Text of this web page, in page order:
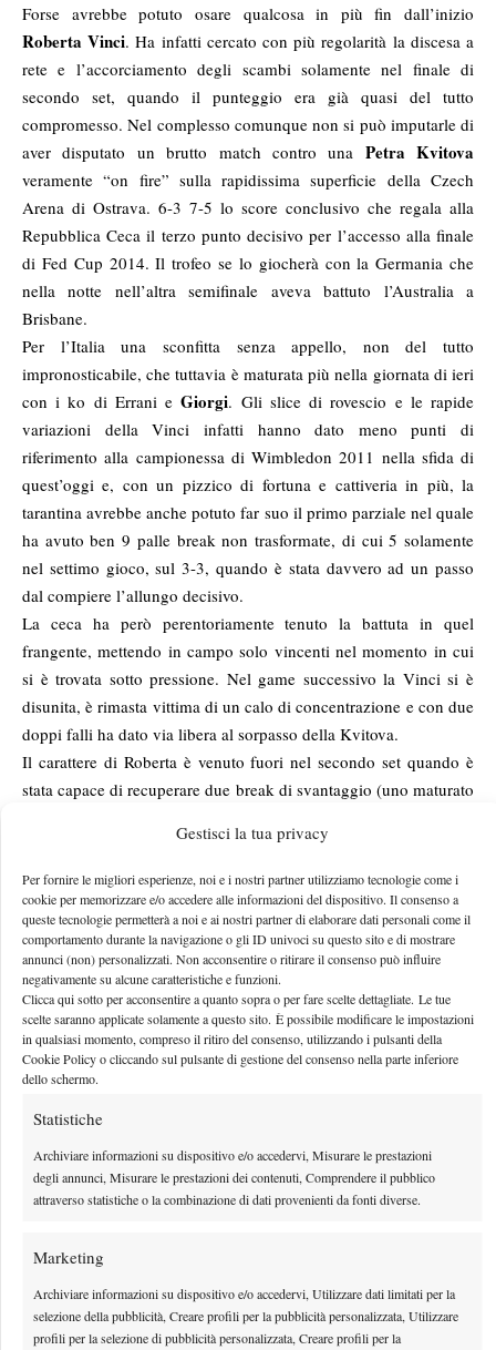
Gestisci la tua privacy
Per fornire le migliori esperienze, noi e i nostri partner utilizziamo tecnologie come i
cookie per memorizzare e/o accedere alle informazioni del dispositivo. Il consenso a
queste tecnologie permetterà a noi e ai nostri partner di elaborare dati personali come il
comportamento durante la navigazione o gli ID univoci su questo sito e di mostrare
annunci (non) personalizzati. Non acconsentire o ritirare il consenso può influire
negativamente su alcune caratteristiche e funzioni.
Clicca qui sotto per acconsentire a quanto sopra o per fare scelte dettagliate. Le tue
scelte saranno applicate solamente a questo sito. È possibile modificare le impostazioni
in qualsiasi momento, compreso il ritiro del consenso, utilizzando i pulsanti della
Cookie Policy o cliccando sul pulsante di gestione del consenso nella parte inferiore
dello schermo.
Statistiche
Archiviare informazioni su dispositivo e/o accedervi, Misurare le prestazioni
degli annunci, Misurare le prestazioni dei contenuti, Comprendere il pubblico
attraverso statistiche o la combinazione di dati provenienti da fonti diverse.
Marketing
Archiviare informazioni su dispositivo e/o accedervi, Utilizzare dati limitati per la
selezione della pubblicità, Creare profili per la pubblicità personalizzata, Utilizzare
profili per la selezione di pubblicità personalizzata, Creare profili per la
Forse avrebbe potuto osare qualcosa in più fin dall’inizio
Roberta Vinci. Ha infatti cercato con più regolarità la discesa a
rete e l’accorciamento degli scambi solamente nel finale di
secondo set, quando il punteggio era già quasi del tutto
compromesso. Nel complesso comunque non si può imputarle di
aver disputato un brutto match contro una Petra Kvitova
veramente “on fire” sulla rapidissima superficie della Czech
Arena di Ostrava. 6-3 7-5 lo score conclusivo che regala alla
Repubblica Ceca il terzo punto decisivo per l’accesso alla finale
di Fed Cup 2014. Il trofeo se lo giocherà con la Germania che
nella notte nell’altra semifinale aveva battuto l’Australia a
Brisbane.
Per l’Italia una sconfitta senza appello, non del tutto
impronosticabile, che tuttavia è maturata più nella giornata di ieri
con i ko di Errani eGiorgi. Gli slice di rovescio e le rapide
variazioni della Vinci infatti hanno dato meno punti di
riferimento alla campionessa di Wimbledon 2011 nella sfida di
quest’oggi e, con un pizzico di fortuna e cattiveria in più, la
tarantina avrebbe anche potuto far suo il primo parziale nel quale
ha avuto ben 9 palle break non trasformate, di cui 5 solamente
nel settimo gioco, sul 3-3, quando è stata davvero ad un passo
dal compiere l’allungo decisivo.
La ceca ha però perentoriamente tenuto la battuta in quel
frangente, mettendo in campo solo vincenti nel momento in cui
si è trovata sotto pressione. Nel game successivo la Vinci si è
disunita, è rimasta vittima di un calo di concentrazione e con due
doppi falli ha dato via libera al sorpasso della Kvitova.
Il carattere di Roberta è venuto fuori nel secondo set quando è
stata capace di recuperare due break di svantaggio (uno maturato
la sua avversaria e il pubblico di casa. La direttrice servizio-dritto
della ceca si è però rivelata anche oggi un’autentica arma letale,
una scialuppa di salvataggio a cui aggrapparsi quando le cose
avevano cominciato a mettersi male.
Quello che stupisce è il fatto che Petra non abbia una grande
varietà di soluzioni tattiche ma le sue accelerazioni con i colpi di
rimbalzo lasciano a bocca aperta per la loro straordinaria
efficacia. Sul 5-5, quando già si pregustava aria di tie break, la
nostra portacolori ha poi perso nuovamente la battuta, alzando
Una prestazione in ogni caso positiva per Robertina che veniva
da un’inizio di stagione terrificante con, finora, solamente due
successi all’attivo. Qualcuno sui social network ha espresso
qualche rimpianto sul fatto che avrebbe potuto essere scelta la
al posto di una
sensazione,comunque, è che con Kvitova eSafarovacosì in
palla, difficilmente l’esito finale sarebbe potuto essere ribaltato.
Nelle dichiarazioni post-gara Petra ha dato merito a Robertina: